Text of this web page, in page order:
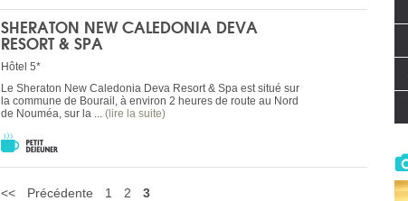
SHERATON NEW CALEDONIA DEVA
RESORT & SPA
Hôtel 5*
Le Sheraton New Caledonia Deva Resort & Spa est situé sur
la commune de Bourail, à environ 2 heures de route au Nord
de Nouméa, sur la ... (lire la suite)
<< Précédente 1 2 3